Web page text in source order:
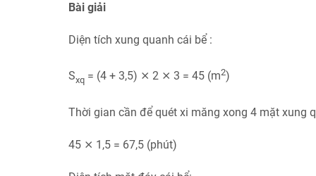
Bài giải
Diện tích xung quanh cái bể :
Sxq= (4 + 3,5) ⨯ 2 ⨯ 3 = 45 (m2)
Thời gian cần để quét xi măng xong 4 mặt xung
45 ⨯ 1,5 = 67,5 (phút)